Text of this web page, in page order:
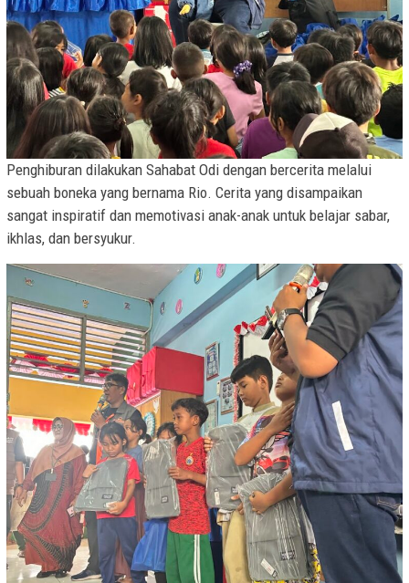
Penghiburan dilakukan Sahabat Odi dengan bercerita melalui
sebuah boneka yang bernama Rio. Cerita yang disampaikan
sangat inspiratif dan memotivasi anak-anak untuk belajar sabar,
ikhlas, dan bersyukur.